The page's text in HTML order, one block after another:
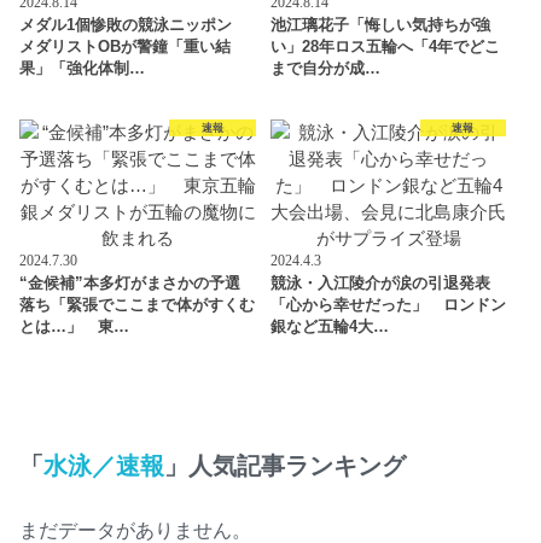
メダル1個惨敗の競泳ニッポン
メダリストOBが警鐘「重い結
果」「強化体制…
池江璃花子「悔しい気持ちが強
い」28年ロス五輪へ「4年でどこ
まで自分が成…
速報
2024.7.30
“金候補”本多灯がまさかの予選
落ち「緊張でここまで体がすくむ
とは…」 東…
速報
2024.4.3
競泳・入江陵介が涙の引退発表
「心から幸せだった」 ロンドン
銀など五輪4大…
「水泳／速報 」人気記事ランキング
まだデータがありません。